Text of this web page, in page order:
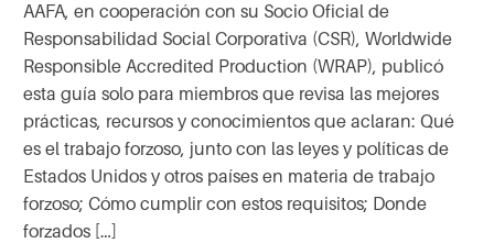
AAFA, en cooperación con su Socio Oficial de
Responsabilidad Social Corporativa (CSR), Worldwide
Responsible Accredited Production (WRAP), publicó
esta guía solo para miembros que revisa las mejores
prácticas, recursos y conocimientos que aclaran: Qué
es el trabajo forzoso, junto con las leyes y políticas de
Estados Unidos y otros países en materia de trabajo
forzoso; Cómo cumplir con estos requisitos; Donde
forzados […]